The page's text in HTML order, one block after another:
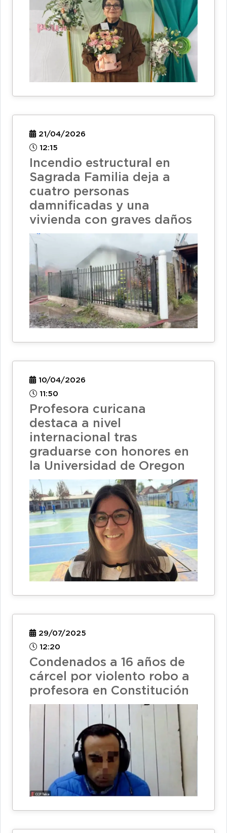
21/04/2026
12:15
Incendio estructural en
Sagrada Familia deja a
cuatro personas
damnificadas y una
vivienda con graves daños
10/04/2026
11:50
Profesora curicana
destaca a nivel
internacional tras
graduarse con honores en
la Universidad de Oregon
29/07/2025
12:20
Condenados a 16 años de
cárcel por violento robo a
profesora en Constitución